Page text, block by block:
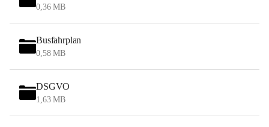
zum Naherholungsraum St. Pölten. Viele Bauernhöfe hatten
„ihre Wiener“. Seit 1960 bauten viele Wiener
Wochenendhäuser im Gemeindegebiet. Wegen des
waldreichen Jagdgebietes haben viele Jagdpächter ihre
Das Wandern ist aus touristischer Sicht die bedeutendste
Tätigkeit. Das hügelige Gebiet mit Wanderwegen durch
Wiesen, Wälder und Obstkulturen lädt dazu ein. Gefördert
0,36 MB
Busfahrplan
0,58 MB
DSGVO
1,63 MB